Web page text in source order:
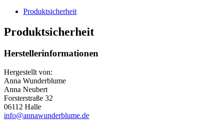
Produktsicherheit
Produktsicherheit
Herstellerinformationen
Hergestellt von:
Anna Wunderblume
Anna Neubert
Forsterstraße 32
06112 Halle
info@annawunderblume.de